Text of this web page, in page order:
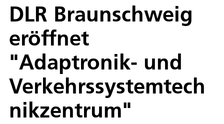
DLR Braunschweig
eröffnet
"Adaptronik- und
Verkehrssystemtech
nikzentrum"